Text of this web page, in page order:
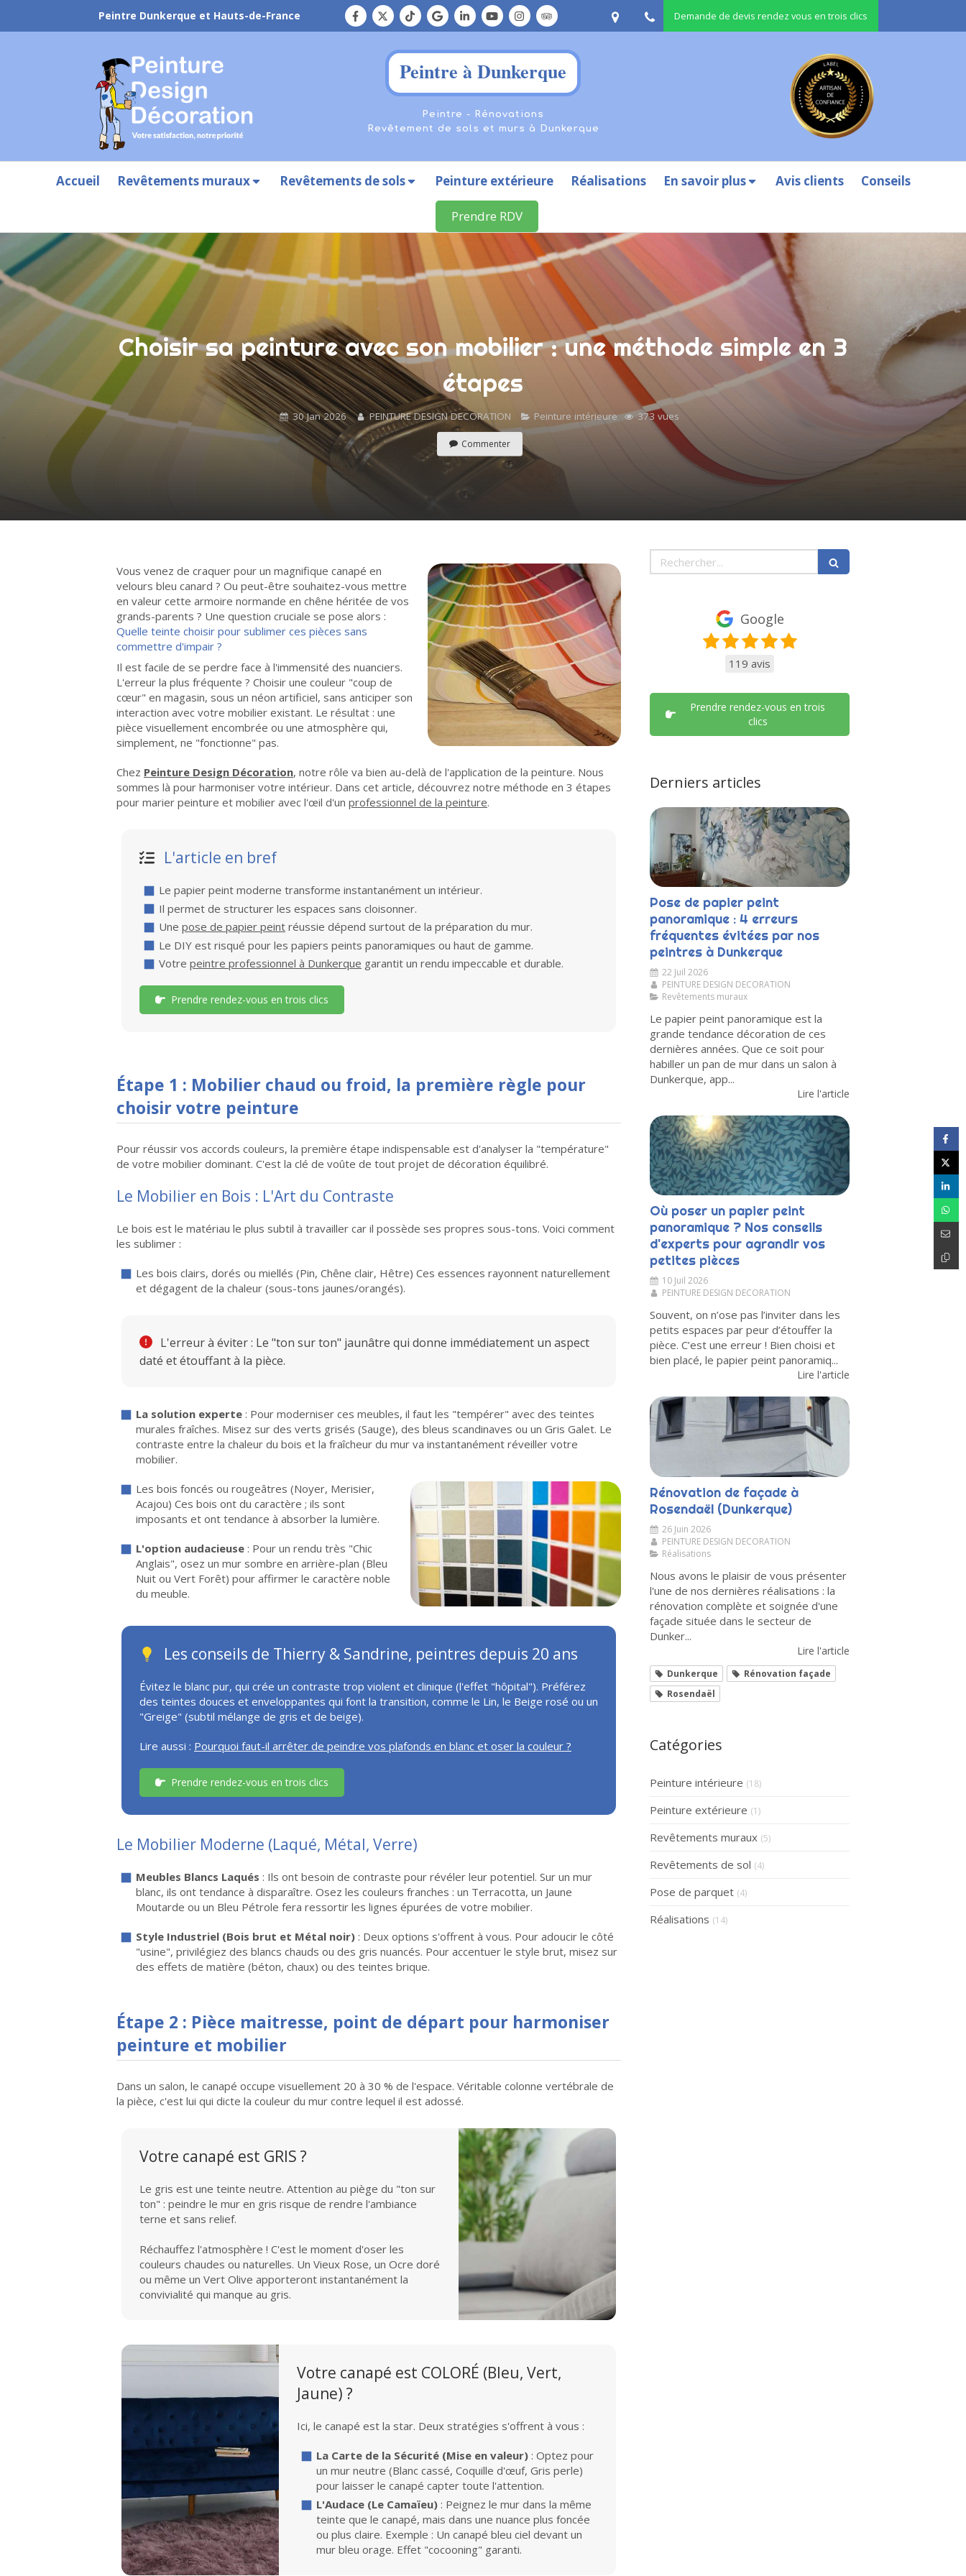
Peintre Dunkerque et Hauts-de-France Demande de devis rendez vous en trois clics
Peintre à Dunkerque
Peintre - Rénovations
Revêtement de sols et murs à Dunkerque
Accueil Revêtements muraux Revêtements de sols Peinture extérieure Réalisations En savoir plus Avis clients Conseils
Prendre RDV
Choisir sa peinture avec son mobilier : une méthode simple en 3
étapes
30 Jan 2026 PEINTURE DESIGN DECORATION Peinture intérieure 373 vues
Commenter
Vous venez de craquer pour un magnifique canapé en
velours bleu canard ? Ou peut-être souhaitez-vous mettre
en valeur cette armoire normande en chêne héritée de vos
grands-parents ? Une question cruciale se pose alors :
Quelle teinte choisir pour sublimer ces pièces sans
commettre d'impair ?
Il est facile de se perdre face à l'immensité des nuanciers.
L'erreur la plus fréquente ? Choisir une couleur "coup de
cœur" en magasin, sous un néon artificiel, sans anticiper son
interaction avec votre mobilier existant. Le résultat : une
pièce visuellement encombrée ou une atmosphère qui,
simplement, ne "fonctionne" pas.
Chez Peinture Design Décoration, notre rôle va bien au-delà de l'application de la peinture. Nous
sommes là pour harmoniser votre intérieur. Dans cet article, découvrez notre méthode en 3 étapes
pour marier peinture et mobilier avec l'œil d'un professionnel de la peinture.
L'article en bref
Le papier peint moderne transforme instantanément un intérieur.
Il permet de structurer les espaces sans cloisonner.
Une pose de papier peint réussie dépend surtout de la préparation du mur.
Le DIY est risqué pour les papiers peints panoramiques ou haut de gamme.
Votre peintre professionnel à Dunkerque garantit un rendu impeccable et durable.
Prendre rendez-vous en trois clics
Étape 1 : Mobilier chaud ou froid, la première règle pour
choisir votre peinture
Pour réussir vos accords couleurs, la première étape indispensable est d'analyser la "température"
de votre mobilier dominant. C'est la clé de voûte de tout projet de décoration équilibré.
Le Mobilier en Bois : L'Art du Contraste
Le bois est le matériau le plus subtil à travailler car il possède ses propres sous-tons. Voici comment
les sublimer :
Les bois clairs, dorés ou miellés (Pin, Chêne clair, Hêtre) Ces essences rayonnent naturellement
et dégagent de la chaleur (sous-tons jaunes/orangés).
L'erreur à éviter : Le "ton sur ton" jaunâtre qui donne immédiatement un aspect
daté et étouffant à la pièce.
La solution experte : Pour moderniser ces meubles, il faut les "tempérer" avec des teintes
murales fraîches. Misez sur des verts grisés (Sauge), des bleus scandinaves ou un Gris Galet. Le
contraste entre la chaleur du bois et la fraîcheur du mur va instantanément réveiller votre
mobilier.
Les bois foncés ou rougeâtres (Noyer, Merisier,
Acajou) Ces bois ont du caractère ; ils sont
imposants et ont tendance à absorber la lumière.
L'option audacieuse : Pour un rendu très "Chic
Anglais", osez un mur sombre en arrière-plan (Bleu
Nuit ou Vert Forêt) pour affirmer le caractère noble
du meuble.
Les conseils de Thierry & Sandrine, peintres depuis 20 ans
Évitez le blanc pur, qui crée un contraste trop violent et clinique (l'effet "hôpital"). Préférez
des teintes douces et enveloppantes qui font la transition, comme le Lin, le Beige rosé ou un
"Greige" (subtil mélange de gris et de beige).
Lire aussi : Pourquoi faut-il arrêter de peindre vos plafonds en blanc et oser la couleur ?
Prendre rendez-vous en trois clics
Le Mobilier Moderne (Laqué, Métal, Verre)
Meubles Blancs Laqués : Ils ont besoin de contraste pour révéler leur potentiel. Sur un mur
blanc, ils ont tendance à disparaître. Osez les couleurs franches : un Terracotta, un Jaune
Moutarde ou un Bleu Pétrole fera ressortir les lignes épurées de votre mobilier.
Style Industriel (Bois brut et Métal noir) : Deux options s'offrent à vous. Pour adoucir le côté
"usine", privilégiez des blancs chauds ou des gris nuancés. Pour accentuer le style brut, misez sur
des effets de matière (béton, chaux) ou des teintes brique.
Étape 2 : Pièce maitresse, point de départ pour harmoniser
peinture et mobilier
Dans un salon, le canapé occupe visuellement 20 à 30 % de l'espace. Véritable colonne vertébrale de
la pièce, c'est lui qui dicte la couleur du mur contre lequel il est adossé.
Votre canapé est GRIS ?
Le gris est une teinte neutre. Attention au piège du "ton sur
ton" : peindre le mur en gris risque de rendre l'ambiance
terne et sans relief.
Réchauffez l'atmosphère ! C'est le moment d'oser les
couleurs chaudes ou naturelles. Un Vieux Rose, un Ocre doré
ou même un Vert Olive apporteront instantanément la
convivialité qui manque au gris.
Votre canapé est COLORÉ (Bleu, Vert,
Jaune) ?
Ici, le canapé est la star. Deux stratégies s'offrent à vous :
La Carte de la Sécurité (Mise en valeur) : Optez pour
un mur neutre (Blanc cassé, Coquille d'œuf, Gris perle)
pour laisser le canapé capter toute l'attention.
L'Audace (Le Camaïeu) : Peignez le mur dans la même
teinte que le canapé, mais dans une nuance plus foncée
ou plus claire. Exemple : Un canapé bleu ciel devant un
mur bleu orage. Effet "cocooning" garanti.
Rechercher
Google
119 avis
Prendre rendez-vous en trois
clics
Derniers articles
Pose de papier peint
panoramique : 4 erreurs
fréquentes évitées par nos
peintres à Dunkerque
22 Juil 2026
PEINTURE DESIGN DECORATION
Revêtements muraux
Le papier peint panoramique est la
grande tendance décoration de ces
dernières années. Que ce soit pour
habiller un pan de mur dans un salon à
Dunkerque, app...
Lire l'article
Où poser un papier peint
panoramique ? Nos conseils
d'experts pour agrandir vos
petites pièces
10 Juil 2026
PEINTURE DESIGN DECORATION
Souvent, on n’ose pas l’inviter dans les
petits espaces par peur d’étouffer la
pièce. C’est une erreur ! Bien choisi et
bien placé, le papier peint panoramiq...
Lire l'article
Rénovation de façade à
Rosendaël (Dunkerque)
26 Juin 2026
PEINTURE DESIGN DECORATION
Réalisations
Nous avons le plaisir de vous présenter
l'une de nos dernières réalisations : la
rénovation complète et soignée d'une
façade située dans le secteur de
Dunker...
Lire l'article
Dunkerque
Rénovation façade
Rosendaël
Catégories
Peinture intérieure (18)
Peinture extérieure (1)
Revêtements muraux (5)
Revêtements de sol (4)
Pose de parquet (4)
Réalisations (14)